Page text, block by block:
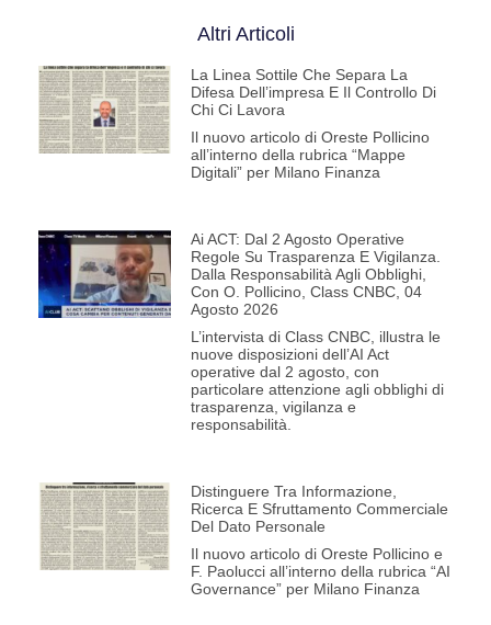
Altri Articoli
La Linea Sottile Che Separa La
Difesa Dell’impresa E Il Controllo Di
Chi Ci Lavora
Il nuovo articolo di Oreste Pollicino
all’interno della rubrica “Mappe
Digitali” per Milano Finanza
Ai ACT: Dal 2 Agosto Operative
Regole Su Trasparenza E Vigilanza.
Dalla Responsabilità Agli Obblighi,
Con O. Pollicino, Class CNBC, 04
Agosto 2026
L’intervista di Class CNBC, illustra le
nuove disposizioni dell’AI Act
operative dal 2 agosto, con
particolare attenzione agli obblighi di
trasparenza, vigilanza e
responsabilità.
Distinguere Tra Informazione,
Ricerca E Sfruttamento Commerciale
Del Dato Personale
Il nuovo articolo di Oreste Pollicino e
F. Paolucci all’interno della rubrica “AI
Governance” per Milano Finanza